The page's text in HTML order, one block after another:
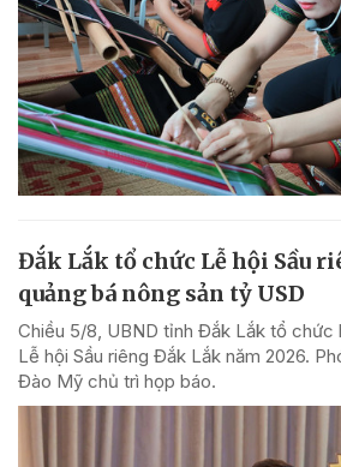
Đắk Lắk tổ chức Lễ hội Sầu
quảng bá nông sản tỷ USD
Chiều 5/8, UBND tỉnh Đắk Lắk tổ chức
Lễ hội Sầu riêng Đắk Lắk năm 2026.
Đào Mỹ chủ trì họp báo.